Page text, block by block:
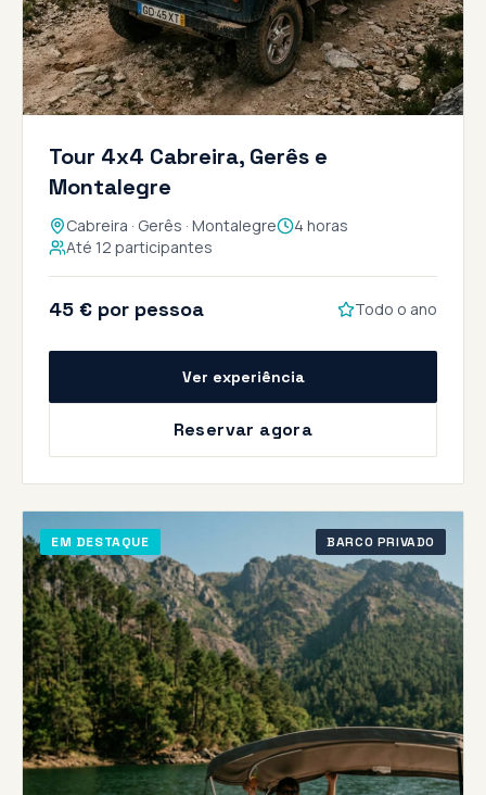
Tour 4x4 Cabreira, Gerês e
Montalegre
Cabreira · Gerês · Montalegre
4 horas
Até 12 participantes
45 € por pessoa Todo o ano
Ver experiência
Reservar agora
EM DESTAQUE BARCO PRIVADO